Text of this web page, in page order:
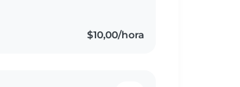
$10,00/hora